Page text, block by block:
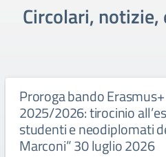
Circolari,
Proroga bando Erasmus+
2025/2026: tirocinio
studenti e neodiplomati
Marconi” 30 luglio 2026